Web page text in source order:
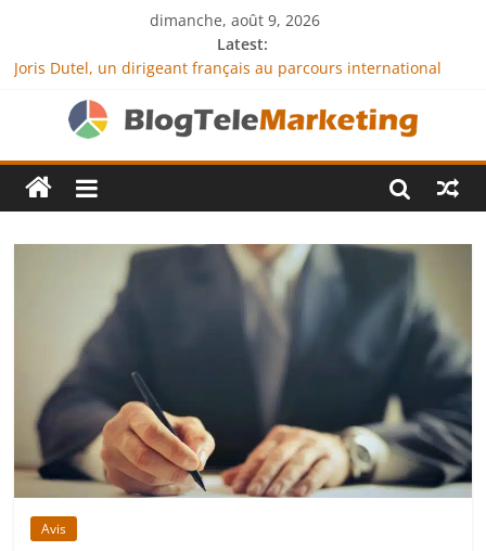
dimanche, août 9, 2026
Latest:
Joris Dutel, un dirigeant français au parcours international
Agria Assurance Animaux : comment l’entreprise se
démarque-t-elle de la concurrence ?
JCA Academy : l’excellence au service de l’indépendance
financière
Denis Bouclon : la diplomatie éducative comme moteur de
Next Terra International : des solutions logistiques au service
du commerce international
Avis